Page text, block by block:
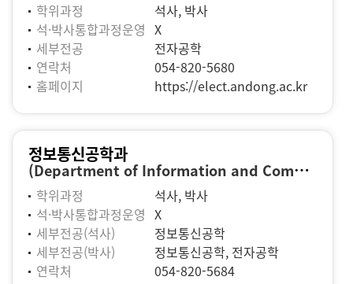
학위과정
석사, 박사
석·박사통합과정운영 X
세부전공
전자공학
연락처
054-820-5680
홈페이지
https://elect.andong.ac.kr
정보통신공학과
(Department of Information and Communication Engineering)
학위과정
석사, 박사
석·박사통합과정운영 X
세부전공(석사)
정보통신공학
세부전공(박사)
정보통신공학, 전자공학
연락처
054-820-5684